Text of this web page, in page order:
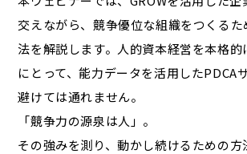
交えながら、競争優位な組織をつくる
法を解説します。人的資本経営を本格
にとって、能力データを活用したPDCA
避けては通れません。
「競争力の源泉は人」。
その強みを測り、動かし続けるための